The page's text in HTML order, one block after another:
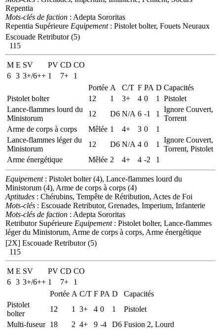
Repentia
Mots-clés de faction : Adepta Sororitas
Repentia Supérieure Equipement: Pistolet bolter, Fouets Neuraux
Escouade Retributor (5)
115
M E SV PV CD CO
6 3 3+/6++ 1 7+
1
Portée A C/T F PA D Capacités
Pistolet bolter
12 1 3+ 4 0 1
Pistolet
Lance-flammes lourd du
Ministorum
12 D6 N/A 6 -1 1
Ignore Couvert,
Torrent
Arme de corps à corps
Mêlée 1 4+ 3 0
1
Lance-flammes léger du
Ministorum
12 D6 N/A 4 0 1
Ignore Couvert,
Torrent, Pistolet
Arme énergétique
Mêlée 2 4+ 4 -2 1
Equipement: Pistolet bolter (4), Lance-flammes lourd du
Ministorum (4), Arme de corps à corps (4)
Aptitudes : Chérubins, Tempête de Rétribution, Actes de Foi
Mots-clés : Escouade Retributor, Grenades, Imperium, Infanterie
Mots-clés de faction : Adepta Sororitas
Retributor Supérieure Equipement: Pistolet bolter, Lance-flammes
léger du Ministorum, Arme de corps à corps, Arme énergétique
[2X] Escouade Retributor (5)
115
M E SV PV CD CO
6 3 3+/6++ 1 7+
1
Portée A C/T F PA D
Capacités
Pistolet
bolter
12 1 3+ 4 0 1
Pistolet
Multi-fuseur 18 2 4+ 9 -4 D6 Fusion 2, Lourd